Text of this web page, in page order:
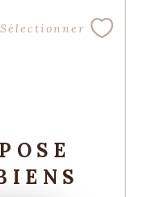
Sélectionner